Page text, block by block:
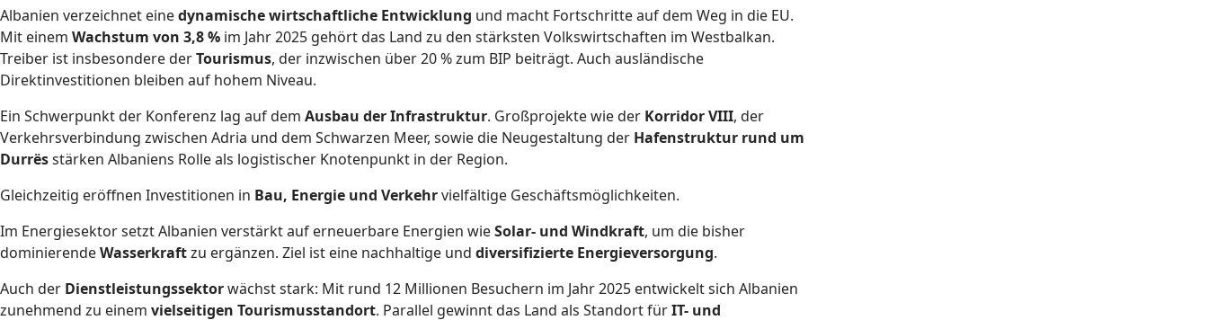
Albanien verzeichnet einedynamische wirtschaftliche Entwicklung und macht Fortschritte auf dem Weg in die EU.
Mit einem Wachstum von 3,8 % im Jahr 2025 gehört das Land zu den stärksten Volkswirtschaften im Westbalkan.
Treiber ist insbesondere derTourismus, der inzwischen über 20 % zum BIP beiträgt. Auch ausländische
Direktinvestitionen bleiben auf hohem Niveau.
Ein Schwerpunkt der Konferenz lag auf dem Ausbau der Infrastruktur. Großprojekte wie der Korridor VIII, der
Verkehrsverbindung zwischen Adria und dem Schwarzen Meer, sowie die Neugestaltung der Hafenstruktur rund um
Durrësstärken Albaniens Rolle als logistischer Knotenpunkt in der Region.
Gleichzeitig eröffnen Investitionen in Bau, Energie und Verkehrvielfältige Geschäftsmöglichkeiten.
Im Energiesektor setzt Albanien verstärkt auf erneuerbare Energien wieSolar- und Windkraft, um die bisher
dominierendeWasserkraftzu ergänzen. Ziel ist eine nachhaltige und diversifizierte Energieversorgung.
Auch der Dienstleistungssektorwächst stark: Mit rund 12 Millionen Besuchern im Jahr 2025 entwickelt sich Albanien
zunehmend zu einem vielseitigen Tourismusstandort. Parallel gewinnt das Land als Standort fürIT- und